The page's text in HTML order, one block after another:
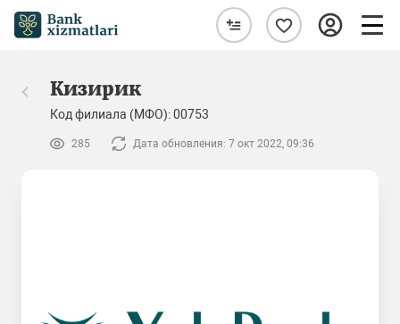
Кизирик
Код филиала (МФО): 00753
285 Дата обновления: 7 окт 2022, 09:36